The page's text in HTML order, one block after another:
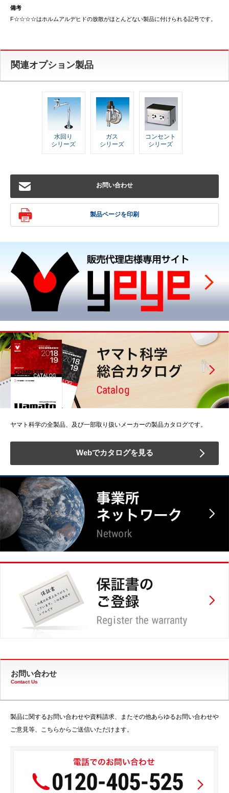
備考
F☆☆☆☆はホルムアルデヒドの放散がほとんどない製品に付けられる記号です。
関連オプション製品
水回り
シリーズ
ガス
シリーズ
コンセント
シリーズ
お問い合わせ
製品ページを印刷
ヤマト科学の全製品、及び一部取り扱いメーカーの製品カタログです。
Webでカタログを見る
お問い合わせ
Contact Us
製品に関するお問い合わせや資料請求、またその他あらゆるお問い合わせや
ご意見等、こちらからご送信いただけます。